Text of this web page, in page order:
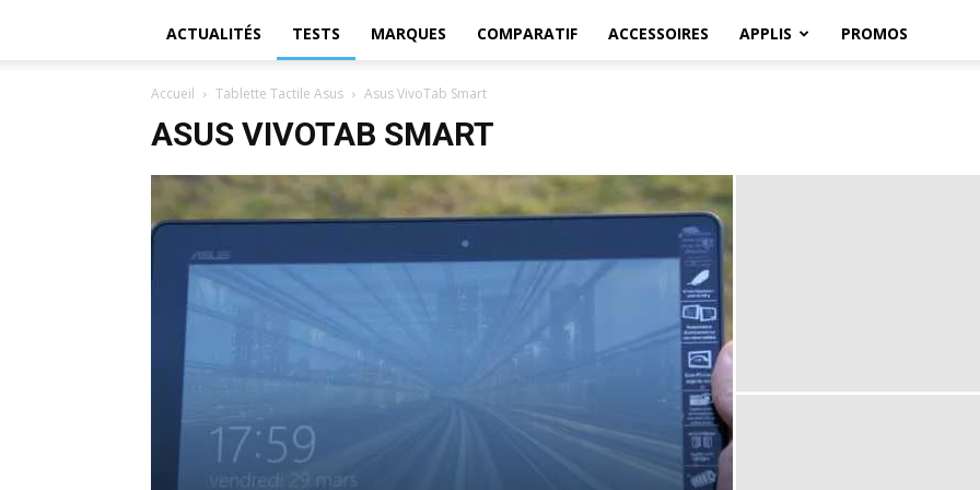
ACTUALITÉS TESTS MARQUES COMPARATIF ACCESSOIRES APPLIS PROMOS
Accueil Tablette Tactile Asus Asus VivoTab Smart
ASUS VIVOTAB SMART